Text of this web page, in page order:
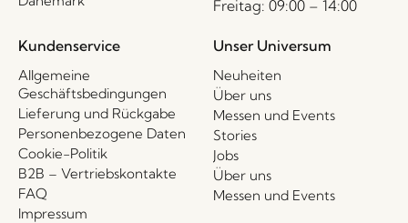
Freitag: 09:00 – 14:00
Kundenservice
Allgemeine
Geschäftsbedingungen
Lieferung und Rückgabe
Personenbezogene Daten
Cookie-Politik
B2B – Vertriebskontakte
FAQ
Impressum
Unser Universum
Neuheiten
Über uns
Messen und Events
Stories
Jobs
Über uns
Messen und Events